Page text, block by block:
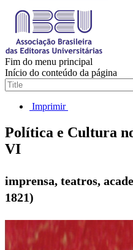
Fim do menu principal
Início do conteúdo da página
Imprimir
Política e Cultura
VI
imprensa, teatros,
1821)